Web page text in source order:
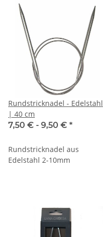
Rundstricknadel - Edelstahl
| 40 cm
7,50 € - 9,50 € *
Rundstricknadel aus
Edelstahl 2-10mm